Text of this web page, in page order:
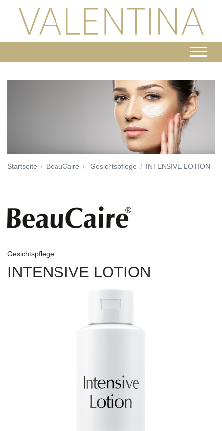
Startseite BeauCaire Gesichtspflege INTENSIVE LOTION
Gesichtspflege
INTENSIVE LOTION